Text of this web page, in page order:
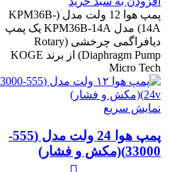
پمپ هوا 12 ولت مدل (KPM36B-
14A) مدل KPM36B-14A یک پمپ
دیافراگمی چرخشی (Rotary
Diaphragm Pump) از برند KOGE
Micro Tech
نمایش سریع
پمپ هوا 24 ولت مدل (555-
33000)(مکش و فشار)